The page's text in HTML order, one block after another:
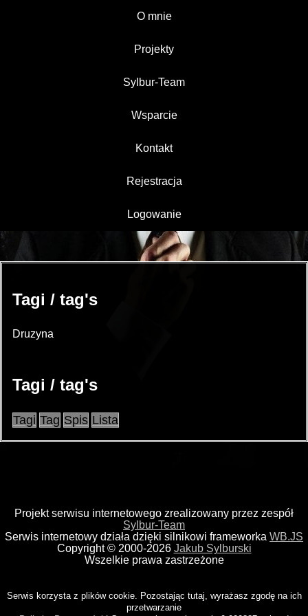
O mnie
Projekty
Sylbur-Team
Wsparcie
Kontakt
Rejestracja
Logowanie
Tagi / tag's
Druzyna
Tagi / tag's
Tagi Tag Spis Lista
Projekt serwisu internetowego zrealizowany przez zespół
Sylbur-Team
Serwis internetowy działa dzięki silnikowi frameworka WB.JS
Copyright © 2000-2026 Jakub Sylburski
Wszelkie prawa zastrzeżone
Serwis korzysta z plików cookie. Pozostając tutaj, wyrażasz zgodę na ich
przetwarzanie